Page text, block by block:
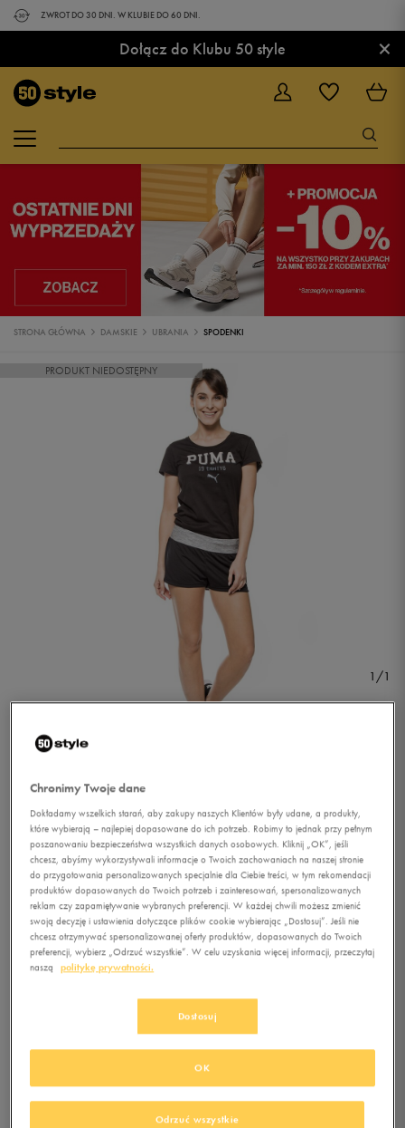
ZWROT DO 30 DNI. W KLUBIE DO 60 DNI.
Dołącz do Klubu 50 style ×
STRONA GŁÓWNA DAMSKIE UBRANIA SPODENKI
PRODUKT NIEDOSTĘPNY
1/1
ADIDAS SZORTY GRETE
MSH SHORT
0.0(0)
69,99złz Vat
+ 350 PKT WKLUBIE 50 STYLE
Produkt niedostępny
Jeśli artykuł będzie ponownie dostępny, otrzymasz od nas powiadomienie.
Powiadom o dostępności
Chronimy Twoje dane
Dokładamy wszelkich starań, aby zakupy naszych Klientów były udane, a produkty,
które wybierają – najlepiej dopasowane do ich potrzeb. Robimy to jednak przy pełnym
poszanowaniu bezpieczeństwa wszystkich danych osobowych. Kliknij „OK”, jeśli
chcesz, abyśmy wykorzystywali informacje o Twoich zachowaniach na naszej stronie
do przygotowania personalizowanych specjalnie dla Ciebie treści, w tym rekomendacji
produktów dopasowanych do Twoich potrzeb i zainteresowań, spersonalizowanych
reklam czy zapamiętywanie wybranych preferencji. W każdej chwili możesz zmienić
swoją decyzję i ustawienia dotyczące plików cookie wybierając „Dostosuj”. Jeśli nie
chcesz otrzymywać spersonalizowanej oferty produktów, dopasowanych do Twoich
preferencji, wybierz „Odrzuć wszystkie”. W celu uzyskania więcej informacji, przeczytaj
naszą
politykę prywatności.
Dostosuj
Odrzuć wszystkie
OK